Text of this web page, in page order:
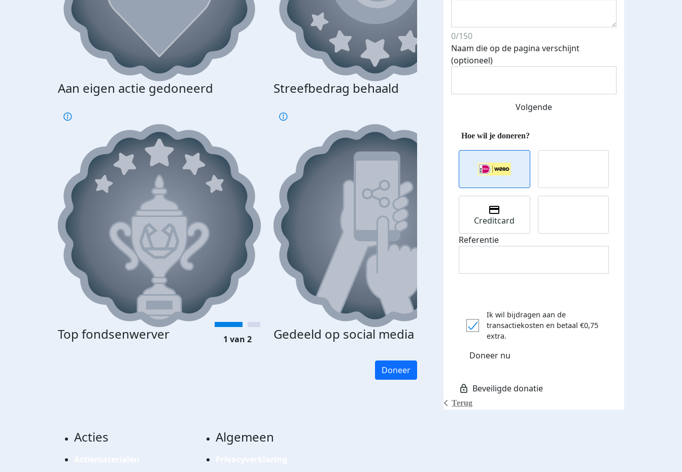
Aan eigen actie gedoneerd Streefbedrag behaald
Top fondsenwerver Gedeeld op social media Donateurs bedankt
1 van 2
Doneer
0/150
Naam die op de pagina verschijnt
(optioneel)
Volgende
Terug
Creditcard
Referentie
Ik wil bijdragen aan de
transactiekosten en betaal €0,75
extra.
Doneer nu
Acties Algemeen